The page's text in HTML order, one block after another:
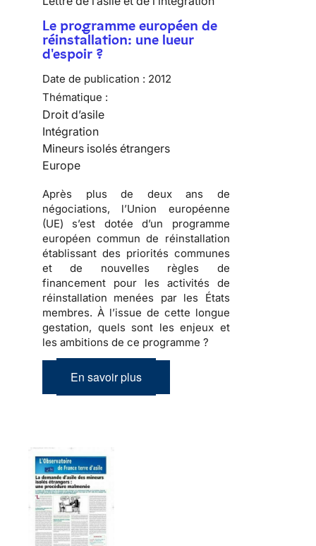
Le programme européen de
réinstallation: une lueur
d'espoir ?
Date de publication : 2012
Thématique :
Droit d’asile
Intégration
Mineurs isolés étrangers
Europe
Après plus de deux ans de
négociations, l’Union européenne
(UE) s’est dotée d’un programme
européen commun de réinstallation
établissant des priorités communes
et de nouvelles règles de
financement pour les activités de
réinstallation menées par les États
membres. À l’issue de cette longue
gestation, quels sont les enjeux et
les ambitions de ce programme ?
En savoir plus